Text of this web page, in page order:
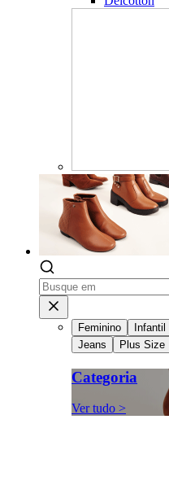
Feminino Infantil
Jeans
Plus Size
Categoria
Ver tudo >